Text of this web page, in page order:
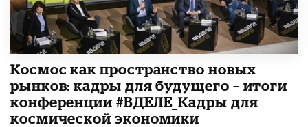
Космос как пространство новых
рынков: кадры для будущего – итоги
конференции #ВДЕЛЕ_Кадры для
космической экономики